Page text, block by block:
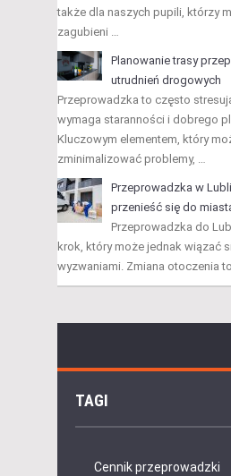
także dla naszych pupili, którzy
zagubieni …
Planowanie trasy
utrudnień drogowych
Przeprowadzka to często
wymaga staranności i dobrego
Kluczowym elementem, który
zminimalizować problemy, …
Przeprowadzka w
przenieść się do
Przeprowadzka do
krok, który może jednak wiązać
wyzwaniami. Zmiana otoczenia to
TAGI
Cennik przeprowadzki